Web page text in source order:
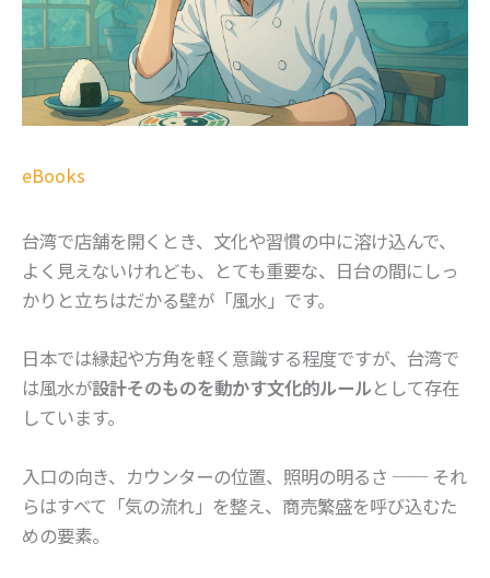
eBooks
台湾で店舗を開くとき、文化や習慣の中に溶け込んで、
よく見えないけれども、とても重要な、日台の間にしっ
かりと立ちはだかる壁が「風水」です。
日本では縁起や方角を軽く意識する程度ですが、台湾で
は風水が設計そのものを動かす文化的ルールとして存在
しています。
入口の向き、カウンターの位置、照明の明るさ ── それ
らはすべて「気の流れ」を整え、商売繁盛を呼び込むた
めの要素。